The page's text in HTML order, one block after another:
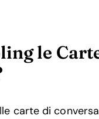
le
carte di